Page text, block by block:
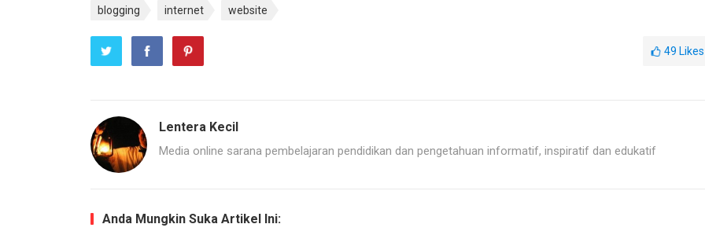
blogging internet website
49 Likes
Lentera Kecil
Media online sarana pembelajaran pendidikan dan pengetahuan informatif, inspiratif dan edukatif
Anda Mungkin Suka Artikel Ini: